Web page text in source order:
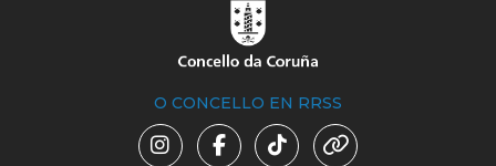
O CONCELLO EN RRSS